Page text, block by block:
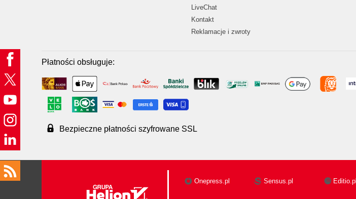
LiveChat
Kontakt
Reklamacje i zwroty
Płatności obsługuje:
Bezpieczne płatności szyfrowane SSL
Onepress.pl Sensus.pl Editio.pl